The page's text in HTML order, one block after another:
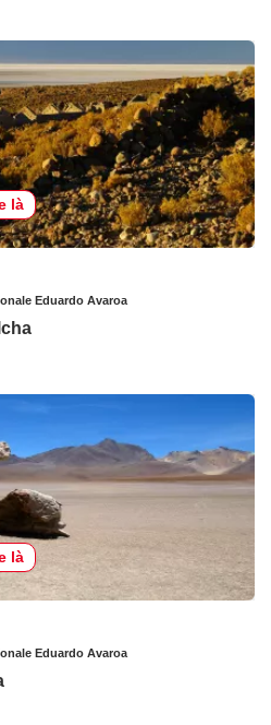
là
Eduardo Avaroa
là
Eduardo Avaroa